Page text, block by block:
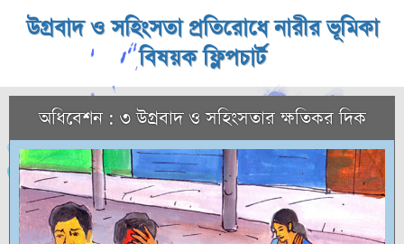
উগ্রবাদ ও সহিংসতা প্রতিরোধে নারীর ভূমিকা
বিষয়ক ফ্লিপচার্ট
অধিবেশন : ৩ উগ্রবাদ ও সহিংসতার ক্ষতিকর দিক